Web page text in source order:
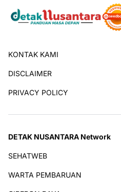
KONTAK KAMI
DISCLAIMER
PRIVACY POLICY
DETAK NUSANTARA Network
SEHATWEB
WARTA PEMBARUAN